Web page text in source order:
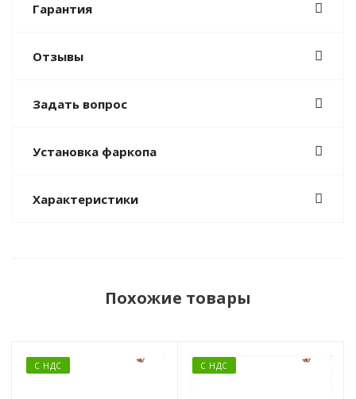
Гарантия
Отзывы
Задать вопрос
Установка фаркопа
Характеристики
Похожие товары
С НДС С НДС